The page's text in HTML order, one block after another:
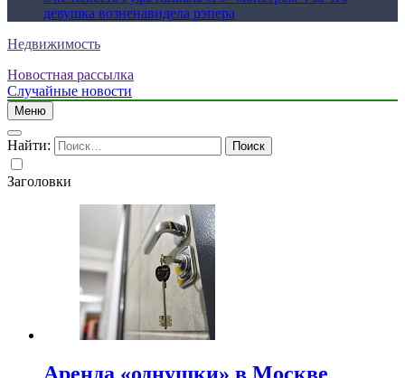
девушка возненавидела рэпера
Недвижимость
Новостная рассылка
Случайные новости
Меню
Найти:
Заголовки